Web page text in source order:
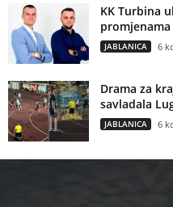
KK Turbina
JABLANICA 6
Drama za
savladala
JABLANICA 6